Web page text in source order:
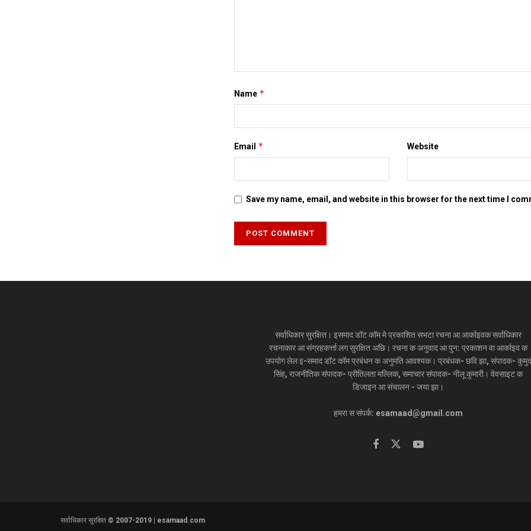
Name *
Email * Website
Save my name, email, and website in this browser for the next time I
सर्वाधिकार सुरक्षित। इसमाद डॉट कॉम मे प्रकाशित सभटा रचना आ आर्काइवक सर्वाधिकार
रचनाकार आ संग्रहकर्त्ता लग सुरक्षित अछि। रचना क अनुवाद आ पुन: प्रकाशन वा आर्काइव क
उपयोग लेल इ-समाद डॉट कॉम प्रबंधन क अनुमति आवश्यक। प्रबंधक- छवि झा, संपादक- कुमुद
सिंह, राजनीतिक संपादक- प्रीतिलता मल्लिक, समाचार संपादक- नीलू कुमारी। वेवसाइट क
डिजाइन आ संचालन - जया झा।
हमरा स संपर्क: esamaad@gmail.com
सर्वाधिकार सुरक्षित © 2007-2019 | esamaad.com